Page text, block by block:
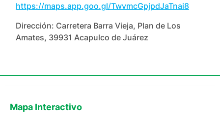
https://maps.app.goo.gl/TwvmcGpjpdJaTnai8
Dirección: Carretera Barra Vieja, Plan de Los
Amates, 39931 Acapulco de Juárez
Mapa Interactivo